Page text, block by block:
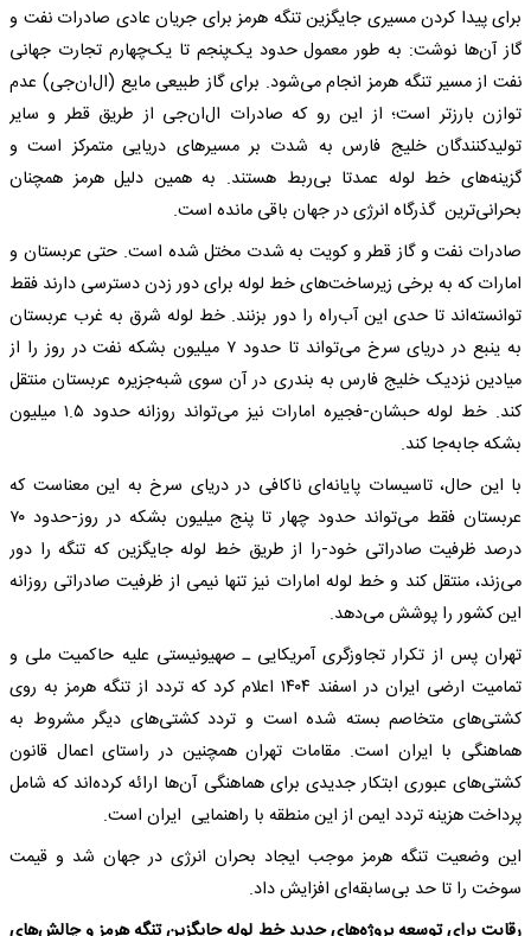
برای پیدا کردن مسیری جایگزین تنگه هرمز برای جریان عادی صادرات نفت‌ و
گاز آن‌ها نوشت: به طور معمول حدود یک‌پنجم تا یک‌چهارم تجارت جهانی
نفت از مسیر تنگه هرمز انجام می‌شود. برای گاز طبیعی مایع (ال‌ان‌جی) عدم
توازن بارزتر است؛ از این رو که صادرات ال‌ان‌جی از طریق قطر و سایر
تولیدکنندگان خلیج فارس به شدت بر مسیرهای دریایی متمرکز است و
گزینه‌های خط لوله عمدتا بی‌ربط هستند. به همین دلیل هرمز همچنان
بحرانی‌ترین گذرگاه انرژی در جهان باقی مانده است.
صادرات نفت و گاز قطر و کویت به شدت مختل شده است. حتی عربستان و
امارات که به برخی زیرساخت‌های خط لوله برای دور زدن دسترسی دارند فقط
توانسته‌اند تا حدی این آب‌راه را دور بزنند. خط لوله شرق‌ به‌ غرب عربستان
به ینبع در دریای سرخ می‌تواند تا حدود ۷ میلیون بشکه نفت در روز را از
میادین نزدیک خلیج فارس به بندری در آن سوی شبه‌جزیره عربستان منتقل
کند. خط لوله حبشان-فجیره امارات نیز می‌تواند روزانه حدود ۱.۵ میلیون
بشکه جابه‌جا کند.
با این حال، تاسیسات پایانه‌ای ناکافی در دریای سرخ به این معناست که
عربستان فقط می‌تواند حدود چهار تا پنج میلیون بشکه در روز-حدود ۷۰
درصد ظرفیت صادراتی خود-را از طریق خط لوله جایگزین که تنگه را دور
می‌زند، منتقل کند و خط لوله امارات نیز تنها نیمی از ظرفیت صادراتی روزانه
این کشور را پوشش می‌دهد.
تهران پس از تکرار تجاوزگری آمریکایی ـ صهیونیستی علیه حاکمیت ملی و
تمامیت ارضی ایران در اسفند ۱۴۰۴ اعلام کرد که تردد از تنگه هرمز به روی
کشتی‌های متخاصم بسته شده است و تردد کشتی‌های دیگر مشروط به
هماهنگی با ایران است. مقامات تهران همچنین در راستای اعمال قانون
کشتی‌های عبوری ابتکار جدیدی برای هماهنگی آن‌ها ارائه کرده‌اند که شامل
پرداخت هزینه تردد ایمن از این منطقه با راهنمایی ایران است.
این وضعیت تنگه هرمز موجب ایجاد بحران انرژی در جهان شد و قیمت
سوخت را تا حد بی‌سابقه‌ای افزایش داد.